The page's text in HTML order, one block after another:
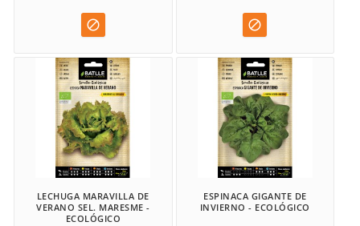
 
LECHUGA MARAVILLA DE
VERANO SEL. MARESME -
ECOLÓGICO
ESPINACA GIGANTE DE
INVIERNO - ECOLÓGICO